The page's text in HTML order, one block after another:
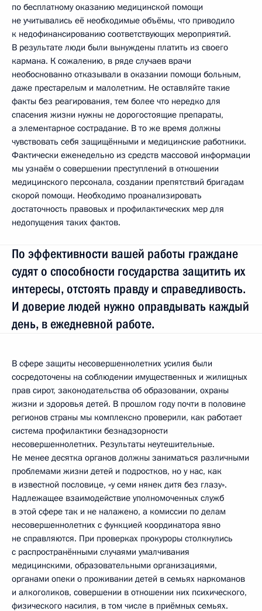
по бесплатному оказанию медицинской помощи
не учитывались её необходимые объёмы, что приводило
к недофинансированию соответствующих мероприятий.
В результате люди были вынуждены платить из своего
кармана. К сожалению, в ряде случаев врачи
необоснованно отказывали в оказании помощи больным,
даже престарелым и малолетним. Не оставляйте такие
факты без реагирования, тем более что нередко для
спасения жизни нужны не дорогостоящие препараты,
а элементарное сострадание. В то же время должны
чувствовать себя защищёнными и медицинские работники.
Фактически еженедельно из средств массовой информации
мы узнаём о совершении преступлений в отношении
медицинского персонала, создании препятствий бригадам
скорой помощи. Необходимо проанализировать
достаточность правовых и профилактических мер для
недопущения таких фактов.
По эффективности вашей работы граждане
судят о способности государства защитить их
интересы, отстоять правду и справедливость.
И доверие людей нужно оправдывать каждый
день, в ежедневной работе.
В сфере защиты несовершеннолетних усилия были
сосредоточены на соблюдении имущественных и жилищных
прав сирот, законодательства об образовании, охраны
жизни и здоровья детей. В прошлом году почти в половине
регионов страны мы комплексно проверили, как работает
система профилактики безнадзорности
несовершеннолетних. Результаты неутешительные.
Не менее десятка органов должны заниматься различными
проблемами жизни детей и подростков, но у нас, как
в известной пословице, «у семи нянек дитя без глазу».
Надлежащее взаимодействие уполномоченных служб
в этой сфере так и не налажено, а комиссии по делам
несовершеннолетних с функцией координатора явно
не справляются. При проверках прокуроры столкнулись
с распространёнными случаями умалчивания
медицинскими, образовательными организациями,
органами опеки о проживании детей в семьях наркоманов
и алкоголиков, совершении в отношении них психического,
физического насилия, в том числе в приёмных семьях.